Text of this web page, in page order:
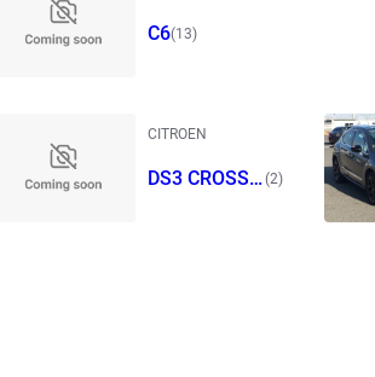
C6(13)
CITROEN
DS3 CROSSB (2)